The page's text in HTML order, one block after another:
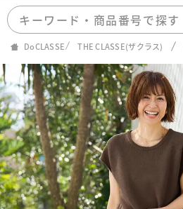
DoCLASSE THE CLASSE(ザクラス)